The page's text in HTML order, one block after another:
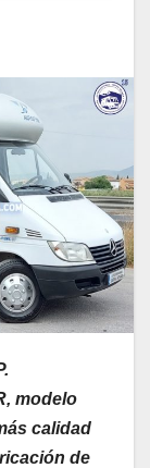
modelo
calidad
de